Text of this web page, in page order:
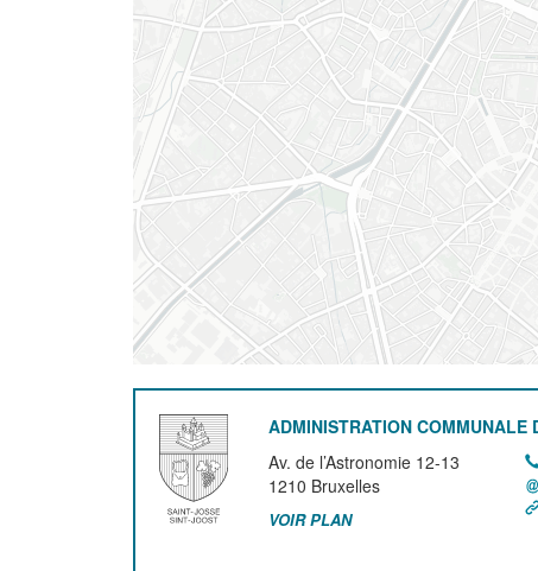
ADMINISTRATION COMMUNALE
Av. de l’Astronomie 12-13
1210 Bruxelles
VOIR PLAN